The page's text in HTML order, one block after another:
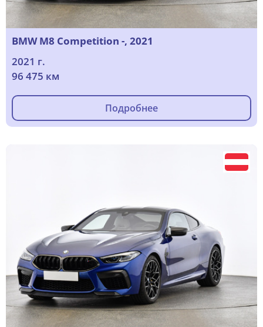
BMW M8 Competition -, 2021
2021 г.
96 475 км
Подробнее